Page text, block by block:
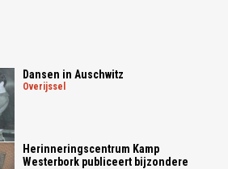
Dansen in Auschwitz
overijssel
Herinneringscentrum Kamp
Westerbork publiceert bijzondere